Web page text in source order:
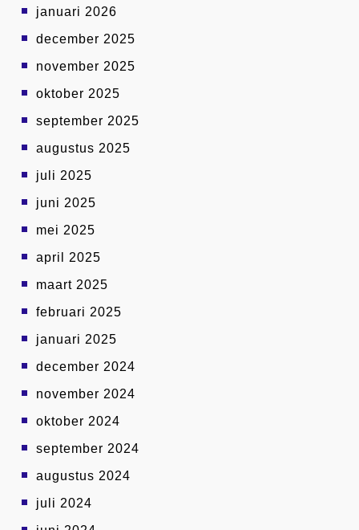
januari 2026
december 2025
november 2025
oktober 2025
september 2025
augustus 2025
juli 2025
juni 2025
mei 2025
april 2025
maart 2025
februari 2025
januari 2025
december 2024
november 2024
oktober 2024
september 2024
augustus 2024
juli 2024